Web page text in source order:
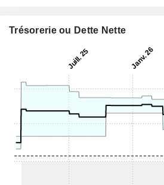
Trésorerie ou Dette Nette